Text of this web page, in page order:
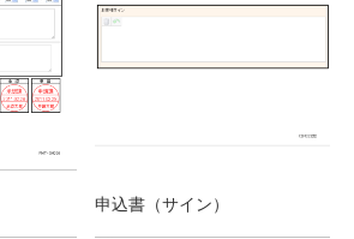
申込書（サイン）